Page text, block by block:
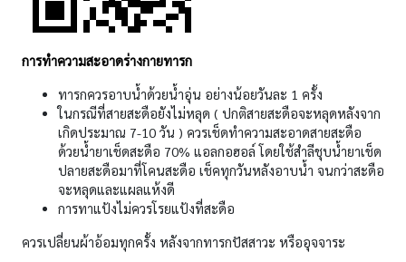
การทำความสะอาดร่างกายทารก
ทารกควรอาบน้ำด้วยน้ำอุ่น อย่างน้อยวันละ 1 ครั้ง
ในกรณีที่สายสะดือยังไม่หลุด ( ปกติสายสะดือจะหลุดหลังจาก
เกิดประมาณ 7-10 วัน ) ควรเช็ดทำความสะอาดสายสะดือ
ด้วยน้ำยาเช็ดสะดือ 70% แอลกอฮอล์ โดยใช้สำลีชุบน้ำยาเช็ด
ปลายสะดือมาที่โคนสะดือ เช็คทุกวันหลังอาบน้ำ จนกว่าสะดือ
จะหลุดและแผลแห้งดี
การทาแป้งไม่ควรโรยแป้งที่สะดือ
ควรเปลี่ยนผ้าอ้อมทุกครั้ง หลังจากทารกปัสสาวะ หรืออุจจาระ